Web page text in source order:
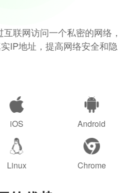
联网访问一个私密的网络，
IP地址，提高网络安全和隐
iOS Android
Linux Chrome